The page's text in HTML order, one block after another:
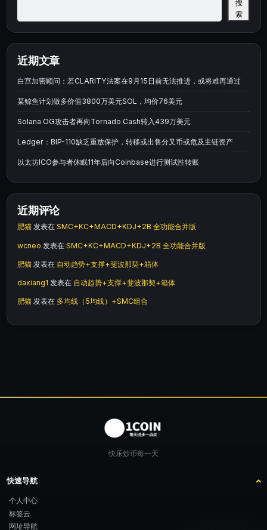
搜
索
近期文章
白宫加密顾问：若CLARITY法案在9月15日前无法推进，或将难再通过
某鲸鱼计划做多价值3800万美元SOL，均价76美元
Solana OG攻击者再向Tornado Cash转入439万美元
Ledger：BIP-110缺乏重放保护，转移或出售分叉币或危及主链资产
以太坊ICO参与者休眠11年后向Coinbase进行测试性转账
近期评论
肥猫 发表在 SMC+KC+MACD+KDJ+2B 全功能合并版
wcneo 发表在 SMC+KC+MACD+KDJ+2B 全功能合并版
肥猫 发表在 自动趋势+支撑+斐波那契+箱体
daxiang1 发表在 自动趋势+支撑+斐波那契+箱体
肥猫 发表在 多均线（5均线）+SMC组合
快乐炒币每一天
快速导航
个人中心
标签云
网址导航